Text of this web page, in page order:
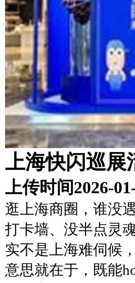
上海快闪巡展
上传时间2026-
逛上海商圈，谁没
打卡墙、没半点灵
实不是上海难伺候
意思就在于，既能